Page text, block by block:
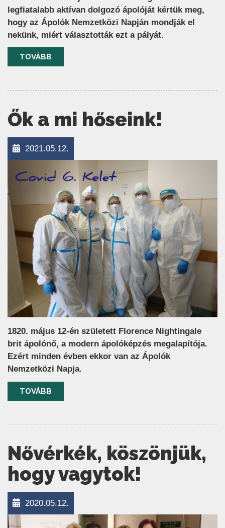
legfiatalabb aktívan dolgozó ápolóját kértük meg,
hogy az Ápolók Nemzetközi Napján mondják el
nekünk, miért választották ezt a pályát.
TOVÁBB
Ők a mi hőseink!
2021.05.12.
1820. május 12-én született Florence Nightingale
brit ápolónő, a modern ápolóképzés megalapítója.
Ezért minden évben ekkor van az Ápolók
Nemzetközi Napja.
TOVÁBB
Nővérkék, köszönjük,
hogy vagytok!
2020.05.12.